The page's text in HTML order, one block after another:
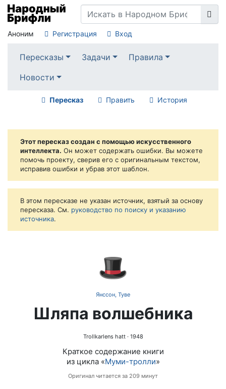
Аноним Регистрация Вход
Пересказы Задачи
Правила
Новости
Пересказ Править История
Этот пересказ создан с помощью искусственного
интеллекта. Он может содержать ошибки. Вы можете
помочь проекту, сверив его с оригинальным текстом,
исправив ошибки и убрав этот шаблон.
В этом пересказе не указан источник, взятый за основу
пересказа. См. руководство по поиску и указанию
источника.
🎩
Янссон, Туве
Шляпа волшебника
Trollkarlens hatt· 1948
Краткое содержание книги
из цикла «Муми-тролли»
Оригинал читается за 209 минут